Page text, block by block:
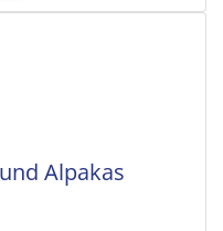
Alpakas